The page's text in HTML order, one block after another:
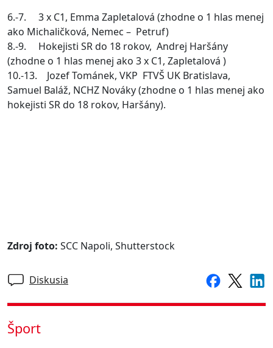
6.-7. 3 x C1, Emma Zapletalová (zhodne o 1 hlas menej
ako Michaličková, Nemec – Petruf)
8.-9. Hokejisti SR do 18 rokov, Andrej Haršány
(zhodne o 1 hlas menej ako 3 x C1, Zapletalová )
10.-13. Jozef Tománek, VKP FTVŠ UK Bratislava,
Samuel Baláž, NCHZ Nováky (zhodne o 1 hlas menej ako
hokejisti SR do 18 rokov, Haršány).
Zdroj foto: SCC Napoli, Shutterstock
Diskusia
Šport